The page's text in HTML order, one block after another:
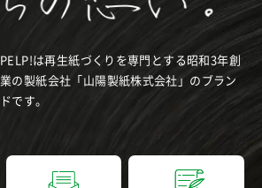
PELP!は再生紙づくりを専門とする昭和3年創
業の製紙会社「山陽製紙株式会社」のブラン
ドです。